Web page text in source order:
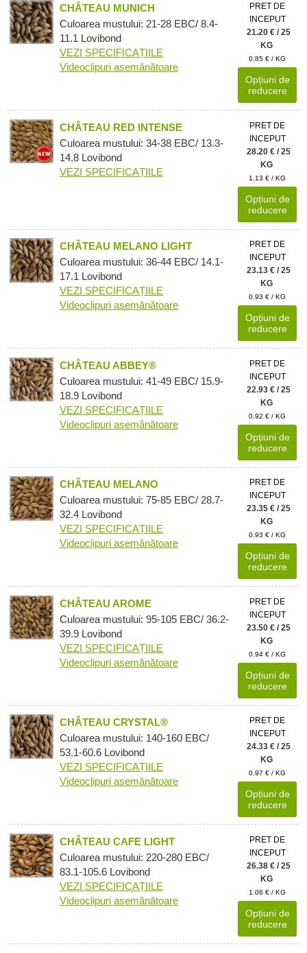
CHÂTEAU MUNICH
Culoarea mustului: 21-28 EBC/ 8.4-
11.1 Lovibond
VEZI SPECIFICAȚIILE
Videoclipuri asemănătoare
PRET DE
INCEPUT
21.20 € / 25
KG
0.85 € / KG
Opțiuni de
reducere
CHÂTEAU RED INTENSE
Culoarea mustului: 34-38 EBC/ 13.3-
14.8 Lovibond
VEZI SPECIFICAȚIILE
PRET DE
INCEPUT
28.20 € / 25
KG
1.13 € / KG
Opțiuni de
reducere
CHÂTEAU MELANO LIGHT
Culoarea mustului: 36-44 EBC/ 14.1-
17.1 Lovibond
VEZI SPECIFICAȚIILE
Videoclipuri asemănătoare
PRET DE
INCEPUT
23.13 € / 25
KG
0.93 € / KG
Opțiuni de
reducere
CHÂTEAU ABBEY®
Culoarea mustului: 41-49 EBC/ 15.9-
18.9 Lovibond
VEZI SPECIFICAȚIILE
Videoclipuri asemănătoare
PRET DE
INCEPUT
22.93 € / 25
KG
0.92 € / KG
Opțiuni de
reducere
CHÂTEAU MELANO
Culoarea mustului: 75-85 EBC/ 28.7-
32.4 Lovibond
VEZI SPECIFICAȚIILE
Videoclipuri asemănătoare
PRET DE
INCEPUT
23.35 € / 25
KG
0.93 € / KG
Opțiuni de
reducere
CHÂTEAU AROME
Culoarea mustului: 95-105 EBC/ 36.2-
39.9 Lovibond
VEZI SPECIFICAȚIILE
Videoclipuri asemănătoare
PRET DE
INCEPUT
23.50 € / 25
KG
0.94 € / KG
Opțiuni de
reducere
CHÂTEAU CRYSTAL®
Culoarea mustului: 140-160 EBC/
53.1-60.6 Lovibond
VEZI SPECIFICAȚIILE
Videoclipuri asemănătoare
PRET DE
INCEPUT
24.33 € / 25
KG
0.97 € / KG
Opțiuni de
reducere
CHÂTEAU CAFE LIGHT
Culoarea mustului: 220-280 EBC/
83.1-105.6 Lovibond
VEZI SPECIFICAȚIILE
Videoclipuri asemănătoare
PRET DE
INCEPUT
26.38 € / 25
KG
1.06 € / KG
Opțiuni de
reducere